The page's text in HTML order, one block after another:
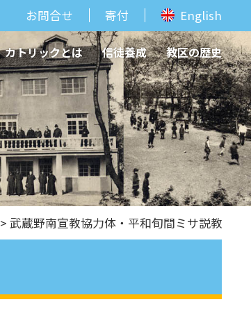
お問合せ 寄付 English
カトリックとは 信徒養成 教区の歴史
> 武蔵野南宣教協力体・平和旬間ミサ説教